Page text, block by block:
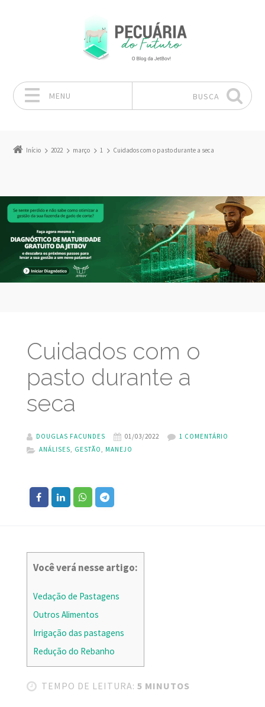
MENU BUSCA
Início 2022 março 1 Cuidados com o pasto durante a seca
Cuidados com o
pasto durante a
seca
DOUGLAS FACUNDES 01/03/2022
1 COMENTÁRIO
ANÁLISES, GESTÃO, MANEJO
Você verá nesse artigo:
Vedação de Pastagens
Outros Alimentos
Irrigação das pastagens
Redução do Rebanho
TEMPO DE LEITURA: 5 MINUTOS